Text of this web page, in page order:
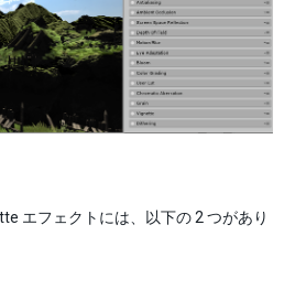
エフェクトには、以下の 2 つがあり